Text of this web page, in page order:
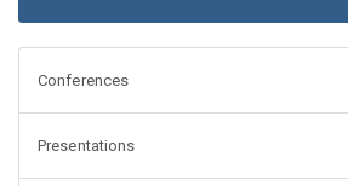
Conferences
Presentations